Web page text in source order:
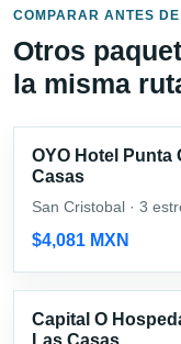
COMPARAR ANTES
Otros
la misma
OYO Hotel Punta
Casas
San Cristobal · 3
$4,081 MXN
Capital O
Las Casas